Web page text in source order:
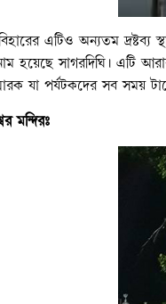
এটিও অন্যতম দ্রষ্টব্য
হয়েছে সাগরদিঘি। এটি
যা পর্যটকদের সব সময়
মন্দিরঃ